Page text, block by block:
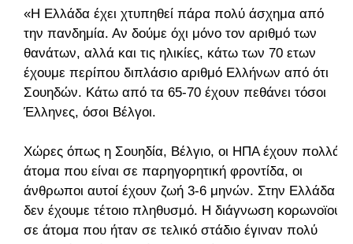
«Η Ελλάδα έχει χτυπηθεί πάρα πολύ άσχημα από
την πανδημία. Αν δούμε όχι μόνο τον αριθμό των
θανάτων, αλλά και τις ηλικίες, κάτω των 70 ετων
έχουμε περίπου διπλάσιο αριθμό Ελλήνων από ότι
Σουηδών. Κάτω από τα 65-70 έχουν πεθάνει τόσοι
Έλληνες, όσοι Βέλγοι.
Χώρες όπως η Σουηδία, Βέλγιο, οι ΗΠΑ έχουν πολλά
άτομα που είναι σε παρηγορητική φροντίδα, οι
άνθρωποι αυτοί έχουν ζωή 3-6 μηνών. Στην Ελλάδα
δεν έχουμε τέτοιο πληθυσμό. Η διάγνωση κορωνοϊού
σε άτομα που ήταν σε τελικό στάδιο έγιναν πολύ